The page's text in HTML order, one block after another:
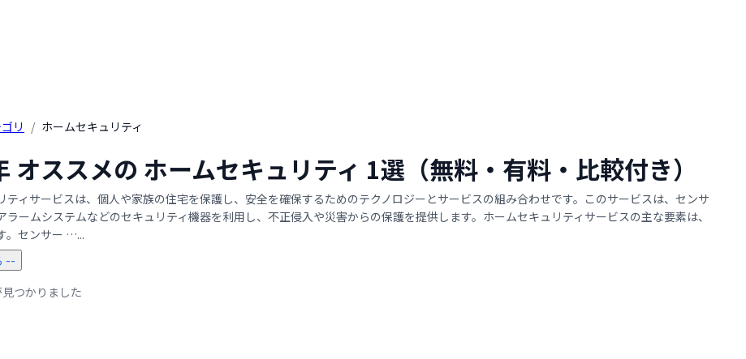
リ / ホームセキュリティ
オススメの ホームセキュリティ 1選（無料・有料・比較付き）
ティサービスは、個人や家族の住宅を保護し、安全を確保するためのテクノロジーとサービスの組み合わせです。このサービスは、センサ
ラームシステムなどのセキュリティ機器を利用し、不正侵入や災害からの保護を提供します。ホームセキュリティサービスの主な要素は、
。センサー …...
--
つかりました